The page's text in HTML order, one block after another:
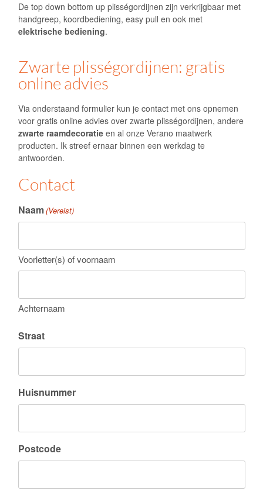
De top down bottom up plisségordijnen zijn verkrijgbaar met
handgreep, koordbediening, easy pull en ook met
elektrische bediening.
Zwarte plisségordijnen: gratis
online advies
Via onderstaand formulier kun je contact met ons opnemen
voor gratis online advies over zwarte plisségordijnen, andere
zwarte raamdecoratieen al onze Verano maatwerk
producten. Ik streef ernaar binnen een werkdag te
antwoorden.
Contact
Naam(Vereist)
Voorletter(s) of voornaam
Achternaam
Straat
Huisnummer
Postcode